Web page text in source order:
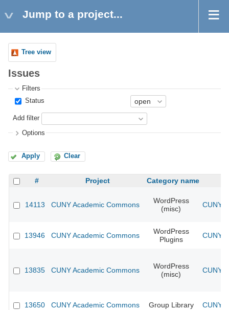
Jump to a project...
Tree view
Issues
Filters
Status
Add filter
Options
Apply Clear
# Project Category name
14113 CUNY Academic Commons
WordPress
(misc)
CUNY
13946 CUNY Academic Commons
WordPress
Plugins
CUNY
13835 CUNY Academic Commons
WordPress
(misc)
CUNY
13650 CUNY Academic Commons Group Library CUNY